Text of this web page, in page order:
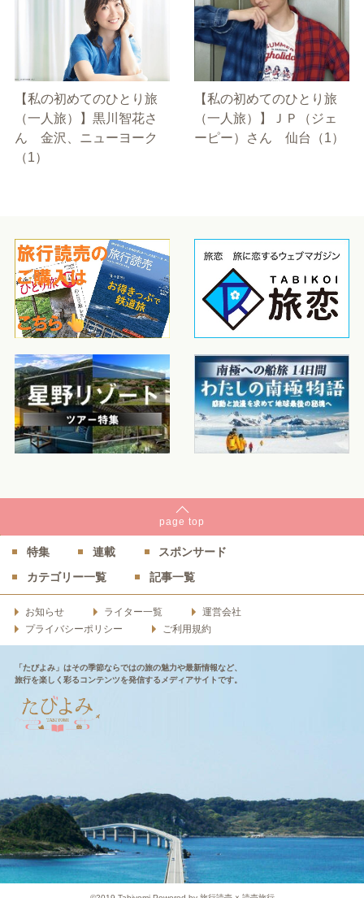
【私の初めてのひとり旅
（一人旅）】黒川智花さ
ん 金沢、ニューヨーク
（1）
【私の初めてのひとり旅
（一人旅）】ＪＰ（ジェ
ーピー）さん 仙台（1）
page top
特集 連載
スポンサード
カテゴリー一覧
記事一覧
お知らせ ライター一覧
運営会社
プライバシーポリシー
ご利用規約
「たびよみ」はその季節ならではの旅の魅力や最新情報など、
旅行を楽しく彩るコンテンツを発信するメディアサイトです。